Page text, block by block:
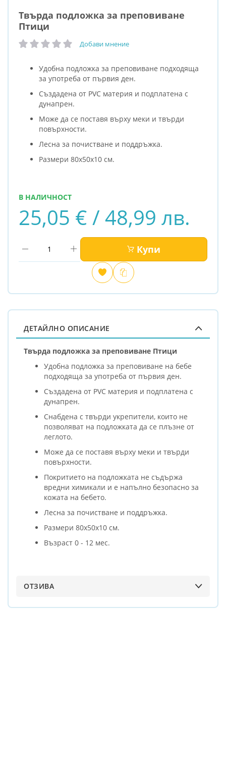
Твърда подложка за преповиване
Птици
рейтинг: Добави мнение
Удобна подложка за преповиване подходяща
за употреба от първия ден.
Създадена от PVC материя и подплатена с
дунапрен.
Може да се поставя върху меки и твърди
повърхности.
Лесна за почистване и поддръжка.
Размери 80х50х10 см.
25,05 € / 48,99 лв.
В НАЛИЧНОСТ
Купи
Добави
любими
Сравни
ДЕТАЙЛНО ОПИСАНИЕ
Твърда подложка за преповиване Птици
Удобна подложка за преповиване на бебе
подходяща за употреба от първия ден.
Създадена от PVC материя и подплатена с
дунапрен.
Снабдена с твърди укрепители, които не
позволяват на подложката да се плъзне от
леглото.
Може да се поставя върху меки и твърди
повърхности.
Покритието на подложката не съдържа
вредни химикали и е напълно безопасно за
кожата на бебето.
Лесна за почистване и поддръжка.
Размери 80х50х10 см.
Възраст 0 - 12 мес.
ОТЗИВА